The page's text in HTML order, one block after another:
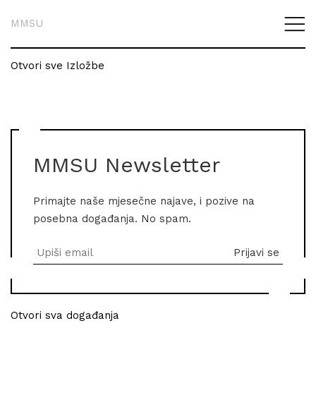
MMSU
Otvori sve Izložbe
MMSU Newsletter
Primajte naše mjesečne najave, i pozive na
posebna događanja. No spam.
Otvori sva događanja